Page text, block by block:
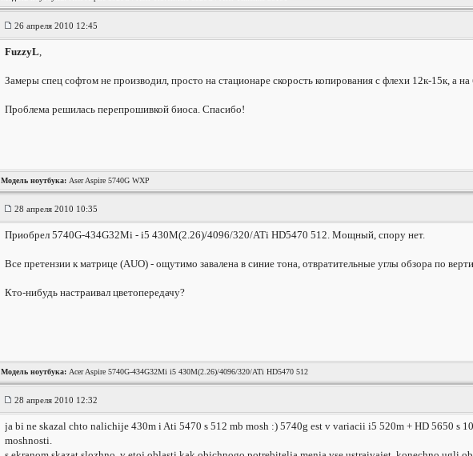
26 апреля 2010 12:45
FuzzyL,
Замеры спец софтом не производил, просто на стационаре скорость копирования с флехи 12к-15к, а на
Проблема решилась перепрошивкой биоса. Спасибо!
Модель ноутбука:Aser Aspire 5740G WXP
28 апреля 2010 10:35
Приобрел 5740G-434G32Mi - i5 430M(2.26)/4096/320/ATi HD5470 512. Мощный, спору нет.
Все претензии к матрице (AUO) - ощутимо завалена в синие тона, отвратительные углы обзора по
Кто-нибудь настраивал цветопередачу?
Модель ноутбука:Acer Aspire 5740G-434G32Mi i5 430M(2.26)/4096/320/ATi HD5470 512
28 апреля 2010 12:32
ja bi ne skazal chto nalichije 430m i Ati 5470 s 512 mb mosh :) 5740g est v variacii i5 520m + HD 5650 s
moshnosti.